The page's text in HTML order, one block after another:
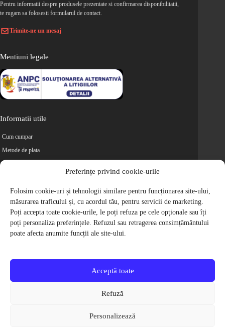
Preferințe privind cookie-urile
Folosim cookie-uri și tehnologii similare pentru funcționarea site-ului,
măsurarea traficului și, cu acordul tău, pentru servicii de marketing.
Poți accepta toate cookie-urile, le poți refuza pe cele opționale sau îți
poți personaliza preferințele. Refuzul sau retragerea consimțământului
poate afecta anumite funcții ale site-ului.
Acceptă toate
Refuză
Personalizează
Pentru informatii despre produsele prezentate si confirmarea disponibilitatii,
te rugam sa folosesti formularul de contact.
Trimite-ne un mesaj
Mentiuni legale
Informatii utile
Cum cumpar
Metode de plata
Retur
Cariere
Politica de Confidentialitate
Politica de cookie-uri